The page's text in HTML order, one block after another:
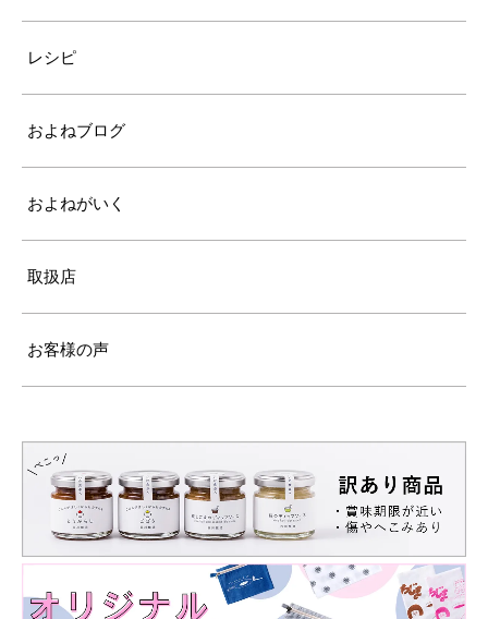
レシピ
およねブログ
およねがいく
取扱店
お客様の声